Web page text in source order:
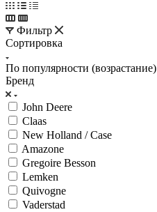
Фильтр
Сортировка
По популярности (возрастание)
Бренд
John Deere
Claas
New Holland / Case
Amazone
Gregoire Besson
Lemken
Quivogne
Vaderstad